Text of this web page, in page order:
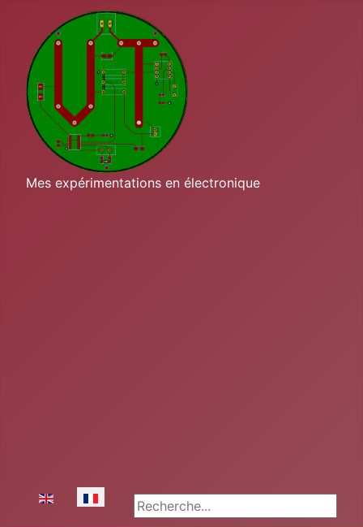
Mes expérimentations en électronique
Sélectionnez votre langue
Rechercher